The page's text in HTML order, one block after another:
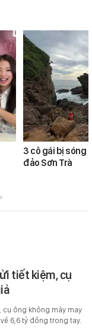
3 cô gái bị sóng
đảo Sơn Trà
tiết kiệm, cụ
cụ ông không mảy may
6,6 tỷ đồng trong tay.